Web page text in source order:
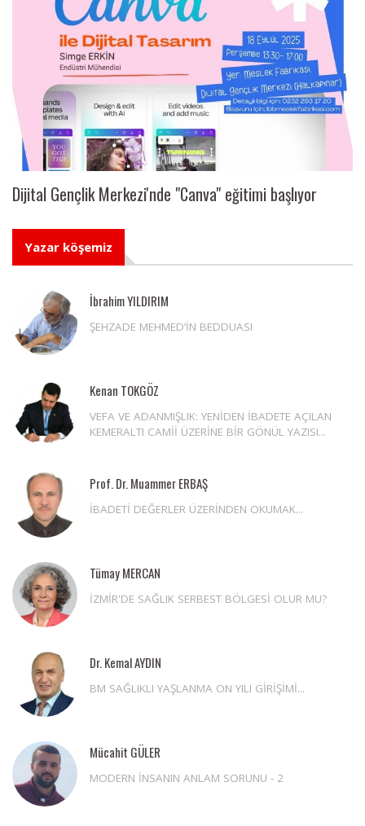
Dijital Gençlik Merkezi'nde "Canva" eğitimi başlıyor
Yazar köşemiz
İbrahim YILDIRIM
ŞEHZADE MEHMED’İN BEDDUASI
Kenan TOKGÖZ
VEFA VE ADANMIŞLIK: YENİDEN İBADETE AÇILAN
KEMERALTI CAMİİ ÜZERİNE BİR GÖNÜL YAZISI...
Prof. Dr. Muammer ERBAŞ
İBADETİ DEĞERLER ÜZERİNDEN OKUMAK...
Tümay MERCAN
İZMİR'DE SAĞLIK SERBEST BÖLGESİ OLUR MU?
Dr. Kemal AYDIN
BM SAĞLIKLI YAŞLANMA ON YILI GİRİŞİMİ...
Mücahit GÜLER
MODERN İNSANIN ANLAM SORUNU - 2